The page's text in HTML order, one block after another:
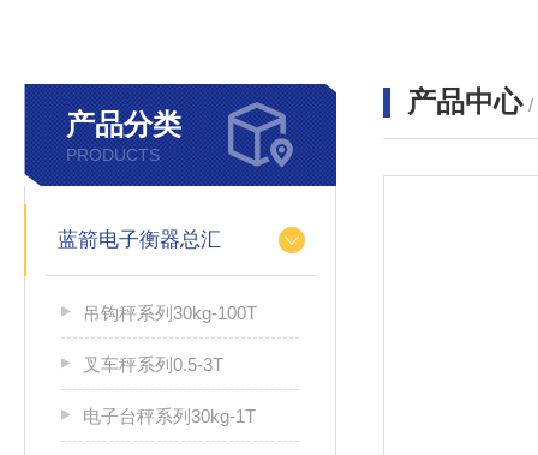
产品分类
PRODUCTS
蓝箭电子衡器总汇
吊钩秤系列30kg-100T
叉车秤系列0.5-3T
电子台秤系列30kg-1T
产品中心 /